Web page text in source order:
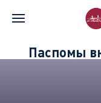
Главная
Паспомы